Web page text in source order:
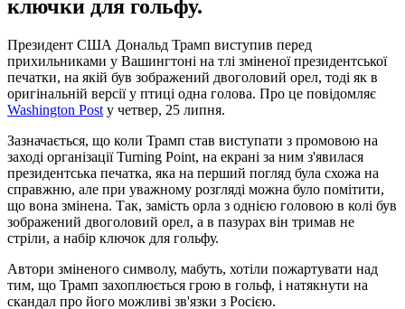
ключки для гольфу.
Президент США Дональд Трамп виступив перед
прихильниками у Вашингтоні на тлі зміненої президентської
печатки, на якій був зображений двоголовий орел, тоді як в
оригінальній версії у птиці одна голова. Про це повідомляє
Washington Post у четвер, 25 липня.
Зазначається, що коли Трамп став виступати з промовою на
заході організації Turning Point, на екрані за ним з'явилася
президентська печатка, яка на перший погляд була схожа на
справжню, але при уважному розгляді можна було помітити,
що вона змінена. Так, замість орла з однією головою в колі був
зображений двоголовий орел, а в пазурах він тримав не
стріли, а набір ключок для гольфу.
Автори зміненого символу, мабуть, хотіли пожартувати над
тим, що Трамп захоплюється грою в гольф, і натякнути на
скандал про його можливі зв'язки з Росією.